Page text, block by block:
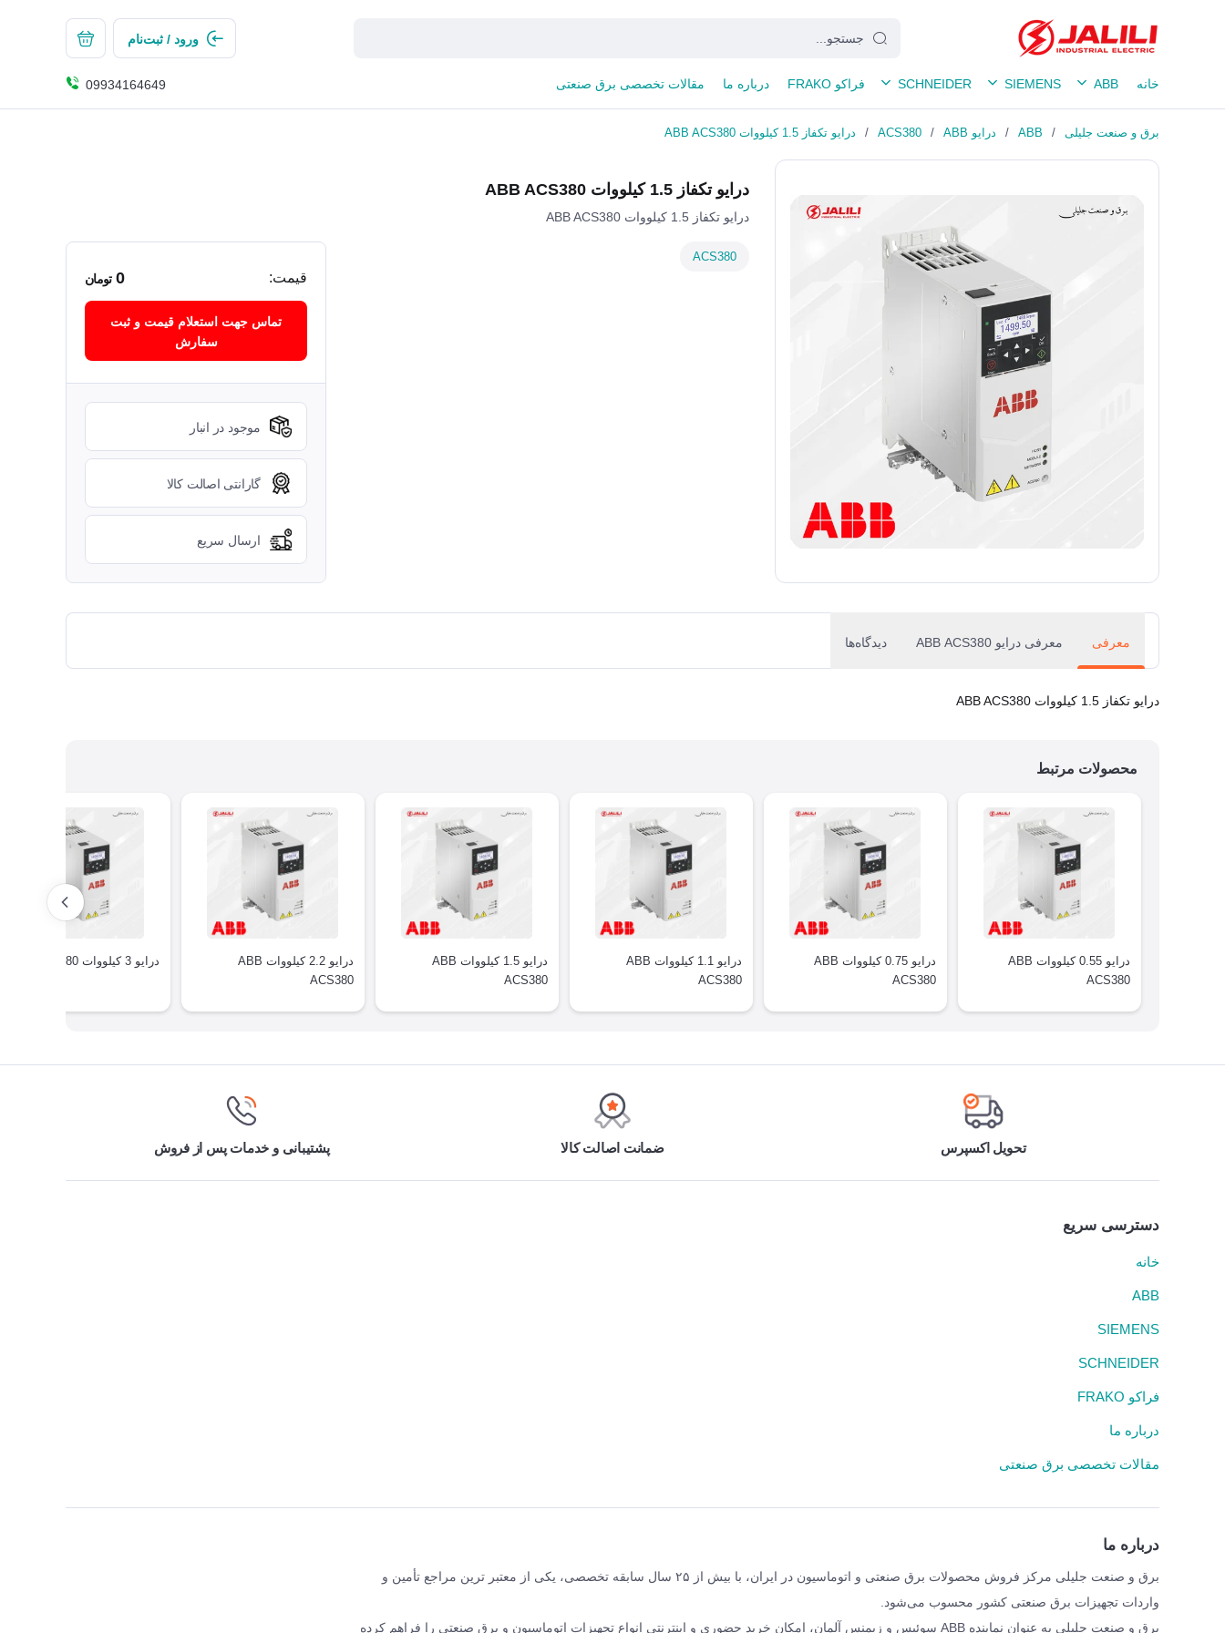
ورود / ثبت‌نام
خانه ABB
SIEMENS
SCHNEIDER فراکو FRAKO درباره ما مقالات تخصصی برق صنعتی 09934164649
برق و صنعت جلیلی /
ABB
/ درایو ABB /
ACS380
/ درایو تکفاز 1.5 کیلووات ABB ACS380
درایو تکفاز 1.5 کیلووات ABB ACS380
درایو تکفاز 1.5 کیلووات ABB ACS380
ACS380
قیمت: 0 تومان
تماس جهت استعلام قیمت و ثبت
سفارش
موجود در انبار
گارانتی اصالت کالا
ارسال سریع
معرفی معرفی درایو ABB ACS380 دیدگاه‌ها
درایو تکفاز 1.5 کیلووات ABB ACS380
محصولات مرتبط
درایو 0.55 کیلووات ABB
ACS380
درایو 0.75 کیلووات ABB
ACS380
درایو 1.1 کیلووات ABB
ACS380
درایو 1.5 کیلووات ABB
ACS380
درایو 2.2 کیلووات ABB
ACS380
درایو 3 کیلووات ABB ACS380
تحویل اکسپرس ضمانت اصالت کالا پشتیبانی و خدمات پس از فروش
دسترسی سریع
خانه
ABB
SIEMENS
SCHNEIDER
فراکو FRAKO
درباره ما
مقالات تخصصی برق صنعتی
درباره ما
برق و صنعت جلیلی مرکز فروش محصولات برق صنعتی و اتوماسیون در ایران، با بیش از ۲۵ سال سابقه تخصصی، یکی از معتبر ترین مراجع تأمین و
واردات تجهیزات برق صنعتی کشور محسوب می‌شود.
برق و صنعت جلیلی به عنوان نماینده ABB سوئیس و زیمنس آلمان، امکان خرید حضوری و اینترنتی انواع تجهیزات اتوماسیون و برق صنعتی را فراهم کرده